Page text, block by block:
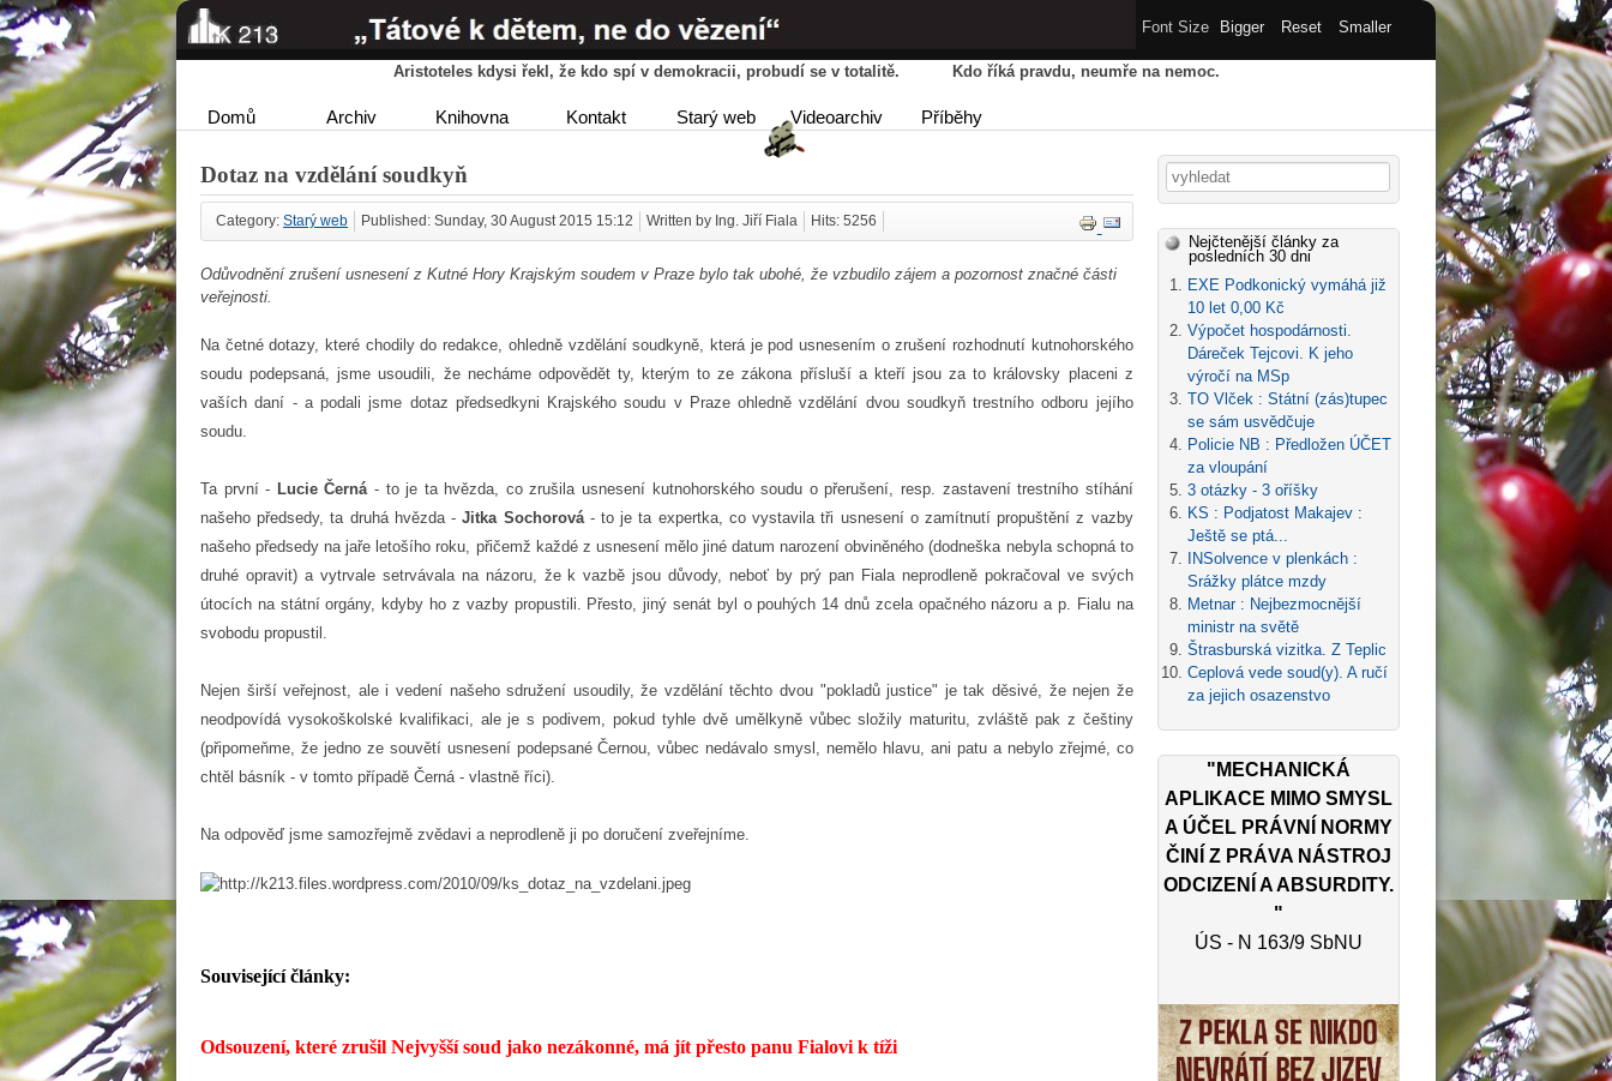
Font Size Bigger Reset Smaller
HOME AGENDA
Aristoteles kdysi řekl, že kdo spí v demokracii, probudí se v totalitě. Kdo říká pravdu, neumře na nemoc.
Domů Archiv Knihovna Kontakt Starý web Videoarchiv Příběhy
Dotaz na vzdělání soudkyň
Category: Starý web Published: Sunday, 30 August 2015 15:12 Written by Ing. Jiří Fiala Hits: 5256
Odůvodnění zrušení usnesení z Kutné Hory Krajským soudem v Praze bylo tak ubohé, že vzbudilo zájem a pozornost značné části
veřejnosti.
Na četné dotazy, které chodily do redakce, ohledně vzdělání soudkyně, která je pod usnesením o zrušení rozhodnutí kutnohorského
soudu podepsaná, jsme usoudili, že necháme odpovědět ty, kterým to ze zákona přísluší a kteří jsou za to královsky placeni z
vaších daní - a podali jsme dotaz předsedkyni Krajského soudu v Praze ohledně vzdělání dvou soudkyň trestního odboru jejího
soudu.
Ta první - Lucie Černá - to je ta hvězda, co zrušila usnesení kutnohorského soudu o přerušení, resp. zastavení trestního stíhání
našeho předsedy, ta druhá hvězda - Jitka Sochorová - to je ta expertka, co vystavila tři usnesení o zamítnutí propuštění z vazby
našeho předsedy na jaře letošího roku, přičemž každé z usnesení mělo jiné datum narození obviněného (dodneška nebyla schopná to
druhé opravit) a vytrvale setrvávala na názoru, že k vazbě jsou důvody, neboť by prý pan Fiala neprodleně pokračoval ve svých
útocích na státní orgány, kdyby ho z vazby propustili. Přesto, jiný senát byl o pouhých 14 dnů zcela opačného názoru a p. Fialu na
svobodu propustil.
Nejen širší veřejnost, ale i vedení našeho sdružení usoudily, že vzdělání těchto dvou "pokladů justice" je tak děsivé, že nejen že
neodpovídá vysokoškolské kvalifikaci, ale je s podivem, pokud tyhle dvě umělkyně vůbec složily maturitu, zvláště pak z češtiny
(připomeňme, že jedno ze souvětí usnesení podepsané Černou, vůbec nedávalo smysl, nemělo hlavu, ani patu a nebylo zřejmé, co
chtěl básník - v tomto případě Černá - vlastně říci).
Na odpověď jsme samozřejmě zvědavi a neprodleně ji po doručení zveřejníme.
Související články:
Odsouzení, které zrušil Nejvyšší soud jako nezákonné, má jít přesto panu Fialovi k tíži
Vyhledávání
Nejčtenější články za
posledních 30 dni
EXE Podkonický vymáhá již
10 let 0,00 Kč
Výpočet hospodárnosti.
Dáreček Tejcovi. K jeho
výročí na MSp
TO Vlček : Státní (zás)tupec
se sám usvědčuje
Policie NB : Předložen ÚČET
za vloupání
3 otázky - 3 oříšky
KS : Podjatost Makajev :
Ještě se ptá...
INSolvence v plenkách :
Srážky plátce mzdy
Metnar : Nejbezmocnější
ministr na světě
Štrasburská vizitka. Z Teplic
Ceplová vede soud(y). A ručí
za jejich osazenstvo
"MECHANICKÁ
APLIKACE MIMO SMYSL
A ÚČEL PRÁVNÍ NORMY
ČINÍ Z PRÁVA NÁSTROJ
ODCIZENÍ A ABSURDITY.
"
ÚS - N 163/9 SbNU